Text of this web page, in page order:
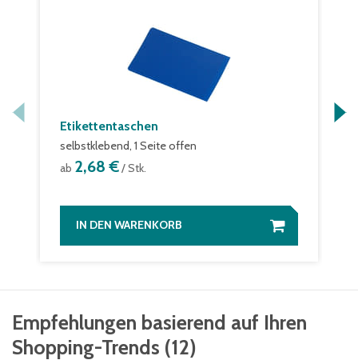
Etikettentaschen
selbstklebend, 1 Seite offen
ab 2,68 €/ Stk.
IN DEN WARENKORB
Empfehlungen basierend auf Ihren
Shopping-Trends (12)